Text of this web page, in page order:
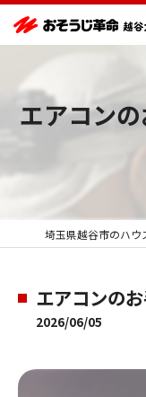
エアコン
エアコンの
2026/06/05